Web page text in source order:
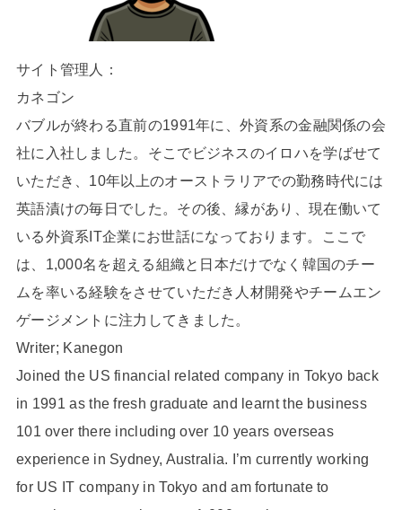
サイト管理人：
カネゴン
バブルが終わる直前の1991年に、外資系の金融関係の会
社に入社しました。そこでビジネスのイロハを学ばせて
いただき、10年以上のオーストラリアでの勤務時代には
英語漬けの毎日でした。その後、縁があり、現在働いて
いる外資系IT企業にお世話になっております。ここで
は、1,000名を超える組織と日本だけでなく韓国のチー
ムを率いる経験をさせていただき人材開発やチームエン
ゲージメントに注力してきました。
Writer; Kanegon
Joined the US financial related company in Tokyo back
in 1991 as the fresh graduate and learnt the business
101 over there including over 10 years overseas
experience in Sydney, Australia. I’m currently working
for US IT company in Tokyo and am fortunate to